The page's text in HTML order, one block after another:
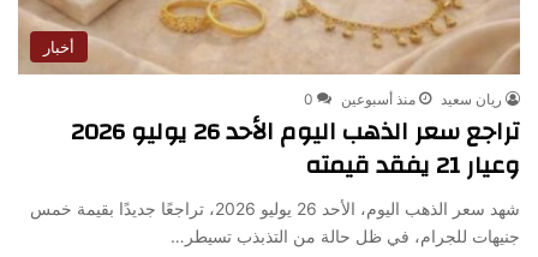
أخبار
ريان سعيد منذ أسبوعين 0
تراجع سعر الذهب اليوم الأحد 26 يوليو 2026
وعيار 21 يفقد قيمته
شهد سعر الذهب اليوم، الأحد 26 يوليو 2026، تراجعًا جديدًا بقيمة خمس
جنيهات للجرام، في ظل حالة من التذبذب تسيطر…